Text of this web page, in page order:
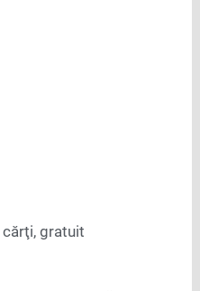
cărţi, gratuit